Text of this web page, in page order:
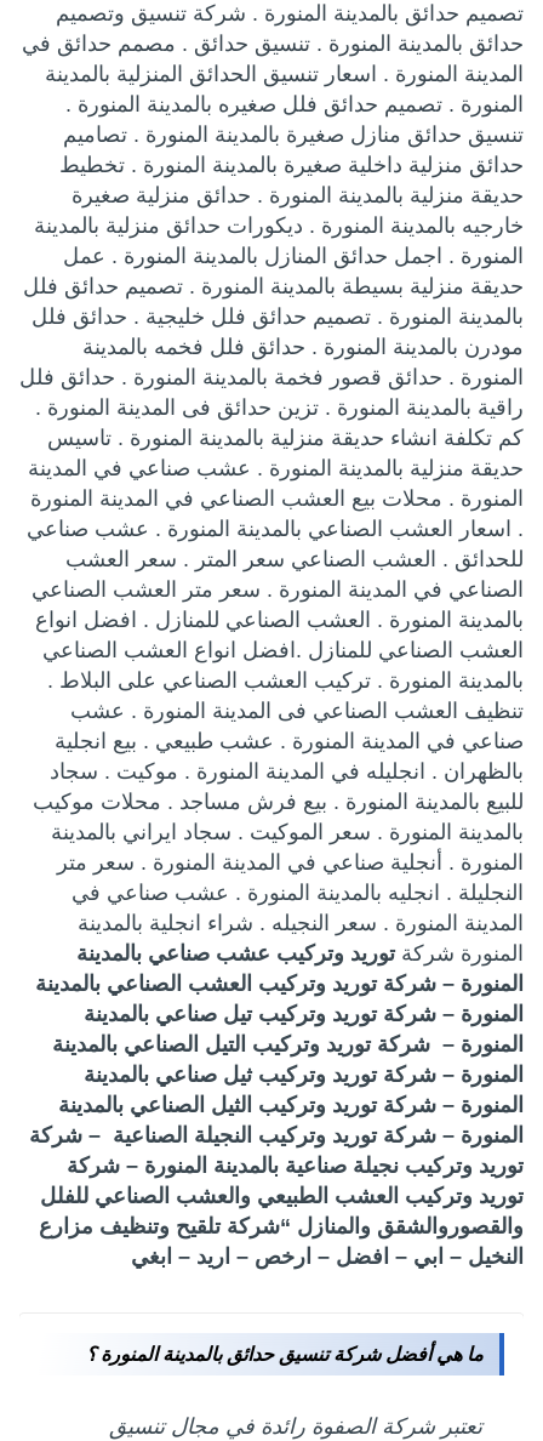
تصميم حدائق بالمدينة المنورة . شركة تنسيق وتصميم
حدائق بالمدينة المنورة . تنسيق حدائق . مصمم حدائق في
المدينة المنورة . اسعار تنسيق الحدائق المنزلية بالمدينة
المنورة . تصميم حدائق فلل صغيره بالمدينة المنورة .
تنسيق حدائق منازل صغيرة بالمدينة المنورة . تصاميم
حدائق منزلية داخلية صغيرة بالمدينة المنورة . تخطيط
حديقة منزلية بالمدينة المنورة . حدائق منزلية صغيرة
خارجيه بالمدينة المنورة . ديكورات حدائق منزلية بالمدينة
المنورة . اجمل حدائق المنازل بالمدينة المنورة . عمل
حديقة منزلية بسيطة بالمدينة المنورة . تصميم حدائق فلل
بالمدينة المنورة . تصميم حدائق فلل خليجية . حدائق فلل
مودرن بالمدينة المنورة . حدائق فلل فخمه بالمدينة
المنورة . حدائق قصور فخمة بالمدينة المنورة . حدائق فلل
راقية بالمدينة المنورة . تزين حدائق فى المدينة المنورة .
كم تكلفة انشاء حديقة منزلية بالمدينة المنورة . تاسيس
حديقة منزلية بالمدينة المنورة . عشب صناعي في المدينة
المنورة . محلات بيع العشب الصناعي في المدينة المنورة
. اسعار العشب الصناعي بالمدينة المنورة . عشب صناعي
للحدائق . العشب الصناعي سعر المتر . سعر العشب
الصناعي في المدينة المنورة . سعر متر العشب الصناعي
بالمدينة المنورة . العشب الصناعي للمنازل . افضل انواع
العشب الصناعي للمنازل .افضل انواع العشب الصناعي
بالمدينة المنورة . تركيب العشب الصناعي على البلاط .
تنظيف العشب الصناعي فى المدينة المنورة . عشب
صناعي في المدينة المنورة . عشب طبيعي . بيع انجلية
بالظهران . انجليله في المدينة المنورة . موكيت . سجاد
للبيع بالمدينة المنورة . بيع فرش مساجد . محلات موكيب
بالمدينة المنورة . سعر الموكيت . سجاد ايراني بالمدينة
المنورة . أنجلية صناعي في المدينة المنورة . سعر متر
النجليلة . انجليه بالمدينة المنورة . عشب صناعي في
المدينة المنورة . سعر النجيله . شراء انجلية بالمدينة
المنورة شركةتوريد وتركيب عشب صناعي بالمدينة
المنورة – شركة توريد وتركيب العشب الصناعي بالمدينة
المنورة – شركة توريد وتركيب تيل صناعي بالمدينة
المنورة – شركة توريد وتركيب التيل الصناعي بالمدينة
المنورة – شركة توريد وتركيب ثيل صناعي بالمدينة
المنورة – شركة توريد وتركيب الثيل الصناعي بالمدينة
المنورة – شركة توريد وتركيب النجيلة الصناعية – شركة
توريد وتركيب نجيلة صناعية بالمدينة المنورة – شركة
توريد وتركيب العشب الطبيعي والعشب الصناعي للفلل
والقصوروالشقق والمنازل “شركة تلقيح وتنظيف مزارع
النخيل – ابي – افضل – ارخص – اريد – ابغي
ما هي أفضل شركة تنسيق حدائق بالمدينة المنورة ؟
تعتبر شركة الصفوة رائدة في مجال تنسيق